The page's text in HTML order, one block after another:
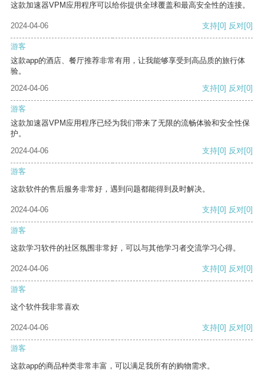
这款加速器VPM应用程序可以给你提供全球覆盖和最高安全性的连接。
2024-04-06 支持[0] 反对[0]
游客
这款app的酒店、餐厅推荐非常有用，让我能够享受到高品质的旅行体
验。
2024-04-06
支持[0] 反对[0]
游客
这款加速器VPM应用程序已经为我们带来了无限的流畅体验和安全性保
护。
2024-04-06
支持[0] 反对[0]
游客
这款软件的售后服务非常好，遇到问题都能得到及时解决。
2024-04-06 支持[0] 反对[0]
游客
这款学习软件的社区氛围非常好，可以与其他学习者交流学习心得。
2024-04-06 支持[0] 反对[0]
游客
这个软件我非常喜欢
2024-04-06 支持[0] 反对[0]
游客
这款app的商品种类非常丰富，可以满足我所有的购物需求。